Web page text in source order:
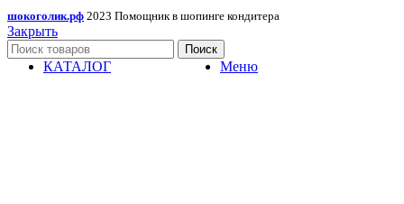
шокоголик.рф 2023 Помощник в шопинге кондитера
Закрыть
Поиск
Меню
КАТАЛОГ